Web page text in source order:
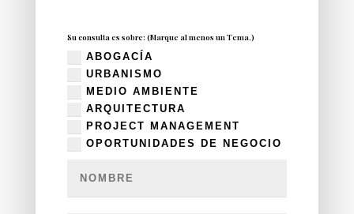
Su consulta es sobre: (Marque al menos un Tema.)
ABOGACÍA
URBANISMO
MEDIO AMBIENTE
ARQUITECTURA
PROJECT MANAGEMENT
OPORTUNIDADES DE NEGOCIO